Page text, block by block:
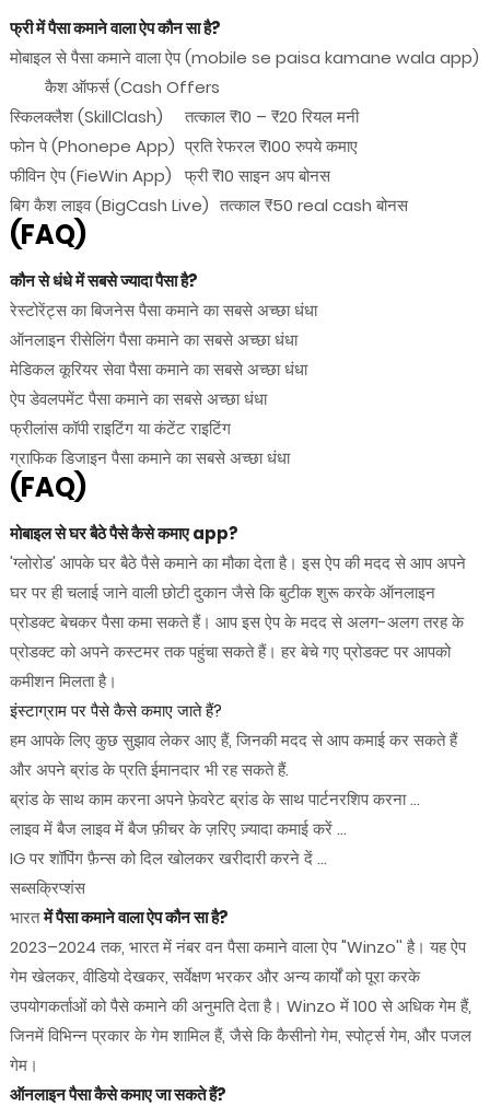
फ्री में पैसा कमाने वाला ऐप कौन सा है?
मोबाइल से पैसा कमाने वाला ऐप (mobile se paisa kamane wala app)
कैश ऑफर्स (Cash Offers
स्किलक्लैश (SkillClash)
तत्काल ₹10 – ₹20 रियल मनी
फोन पे (Phonepe App) प्रति रेफरल ₹100 रुपये कमाए
फीविन ऐप (FieWin App)
फ्री ₹10 साइन अप बोनस
बिग कैश लाइव (BigCash Live) तत्काल ₹50 real cash बोनस
(FAQ)
कौन से धंधे में सबसे ज्यादा पैसा है?
रेस्टोरेंट्स का बिजनेस पैसा कमाने का सबसे अच्छा धंधा
ऑनलाइन रीसेलिंग पैसा कमाने का सबसे अच्छा धंधा
मेडिकल कूरियर सेवा पैसा कमाने का सबसे अच्छा धंधा
ऐप डेवलपमेंट पैसा कमाने का सबसे अच्छा धंधा
फ्रीलांस कॉपी राइटिंग या कंटेंट राइटिंग
ग्राफिक डिजाइन पैसा कमाने का सबसे अच्छा धंधा
(FAQ)
मोबाइल से घर बैठे पैसे कैसे कमाए app?
'ग्लोरोड' आपके घर बैठे पैसे कमाने का मौका देता है। इस ऐप की मदद से आप अपने
घर पर ही चलाई जाने वाली छोटी दुकान जैसे कि बुटीक शुरू करके ऑनलाइन
प्रोडक्ट बेचकर पैसा कमा सकते हैं। आप इस ऐप के मदद से अलग-अलग तरह के
प्रोडक्ट को अपने कस्टमर तक पहुंचा सकते हैं। हर बेचे गए प्रोडक्ट पर आपको
कमीशन मिलता है।
इंस्टाग्राम पर पैसे कैसे कमाए जाते हैं?
हम आपके लिए कुछ सुझाव लेकर आए हैं, जिनकी मदद से आप कमाई कर सकते हैं
और अपने ब्रांड के प्रति ईमानदार भी रह सकते हैं.
ब्रांड के साथ काम करना अपने फ़ेवरेट ब्रांड के साथ पार्टनरशिप करना ...
लाइव में बैज लाइव में बैज फ़ीचर के ज़रिए ज़्यादा कमाई करें ...
IG पर शॉपिंग फ़ैन्स को दिल खोलकर खरीदारी करने दें ...
सब्सक्रिप्शंस
भारतमें पैसा कमाने वाला ऐप कौन सा है?
2023–2024 तक, भारत में नंबर वन पैसा कमाने वाला ऐप "Winzo'' है। यह ऐप
गेम खेलकर, वीडियो देखकर, सर्वेक्षण भरकर और अन्य कार्यों को पूरा करके
उपयोगकर्ताओं को पैसे कमाने की अनुमति देता है। Winzo में 100 से अधिक गेम हैं,
जिनमें विभिन्न प्रकार के गेम शामिल हैं, जैसे कि कैसीनो गेम, स्पोर्ट्स गेम, और पजल
गेम।
ऑनलाइन पैसा कैसे कमाए जा सकते हैं?